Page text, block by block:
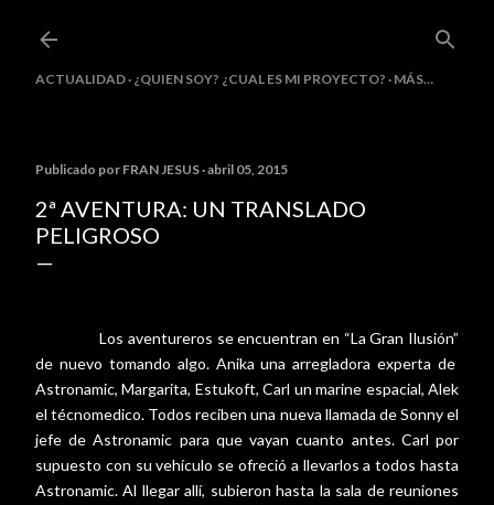
ACTUALIDAD ¿QUIEN SOY? ¿CUAL ES MI PROYECTO? MÁS…
Publicado por FRAN JESUS abril 05, 2015
2ª AVENTURA: UN TRANSLADO
PELIGROSO
Los aventureros se encuentran en “La Gran Ilusión”
de nuevo tomando algo. Anika una arregladora experta de
Astronamic, Margarita, Estukoft, Carl un marine espacial, Alek
el técnomedico. Todos reciben una nueva llamada de Sonny el
jefe de Astronamic para que vayan cuanto antes. Carl por
supuesto con su vehículo se ofreció a llevarlos a todos hasta
Astronamic. Al llegar allí, subieron hasta la sala de reuniones